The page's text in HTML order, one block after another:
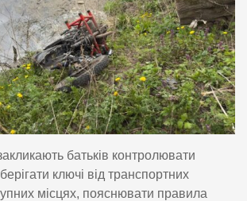
батьків контролювати
ключі від транспортних
місцях, пояснювати правила